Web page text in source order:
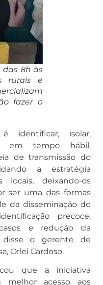
das 8h às
rurais e
fazer o
identificar, isolar,
em tempo hábil,
de transmissão do
a estratégia
deixando-os
ser uma das formas
da disseminação do
precoce,
e redução da
disse o gerente de
Orlei Cardoso.
que a iniciativa
melhor acesso aos